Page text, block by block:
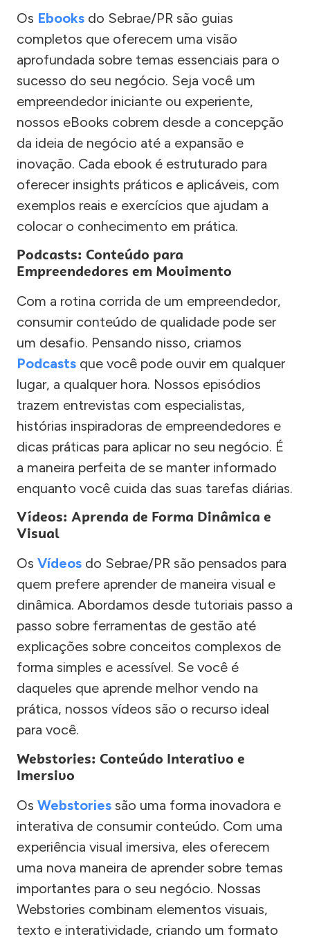
Os Ebooks do Sebrae/PR são guias
completos que oferecem uma visão
aprofundada sobre temas essenciais para o
sucesso do seu negócio. Seja você um
empreendedor iniciante ou experiente,
nossos eBooks cobrem desde a concepção
da ideia de negócio até a expansão e
inovação. Cada ebook é estruturado para
oferecer insights práticos e aplicáveis, com
exemplos reais e exercícios que ajudam a
colocar o conhecimento em prática.
Podcasts: Conteúdo para
Empreendedores em Movimento
Com a rotina corrida de um empreendedor,
consumir conteúdo de qualidade pode ser
um desafio. Pensando nisso, criamos
Podcasts que você pode ouvir em qualquer
lugar, a qualquer hora. Nossos episódios
trazem entrevistas com especialistas,
histórias inspiradoras de empreendedores e
dicas práticas para aplicar no seu negócio. É
a maneira perfeita de se manter informado
enquanto você cuida das suas tarefas diárias.
Vídeos: Aprenda de Forma Dinâmica e
Visual
Os Vídeos do Sebrae/PR são pensados para
quem prefere aprender de maneira visual e
dinâmica. Abordamos desde tutoriais passo a
passo sobre ferramentas de gestão até
explicações sobre conceitos complexos de
forma simples e acessível. Se você é
daqueles que aprende melhor vendo na
prática, nossos vídeos são o recurso ideal
para você.
Webstories: Conteúdo Interativo e
Imersivo
Os Webstories são uma forma inovadora e
interativa de consumir conteúdo. Com uma
experiência visual imersiva, eles oferecem
uma nova maneira de aprender sobre temas
importantes para o seu negócio. Nossas
Webstories combinam elementos visuais,
texto e interatividade, criando um formato